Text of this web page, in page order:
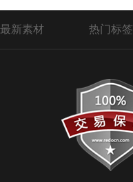
最新素材 热门标签